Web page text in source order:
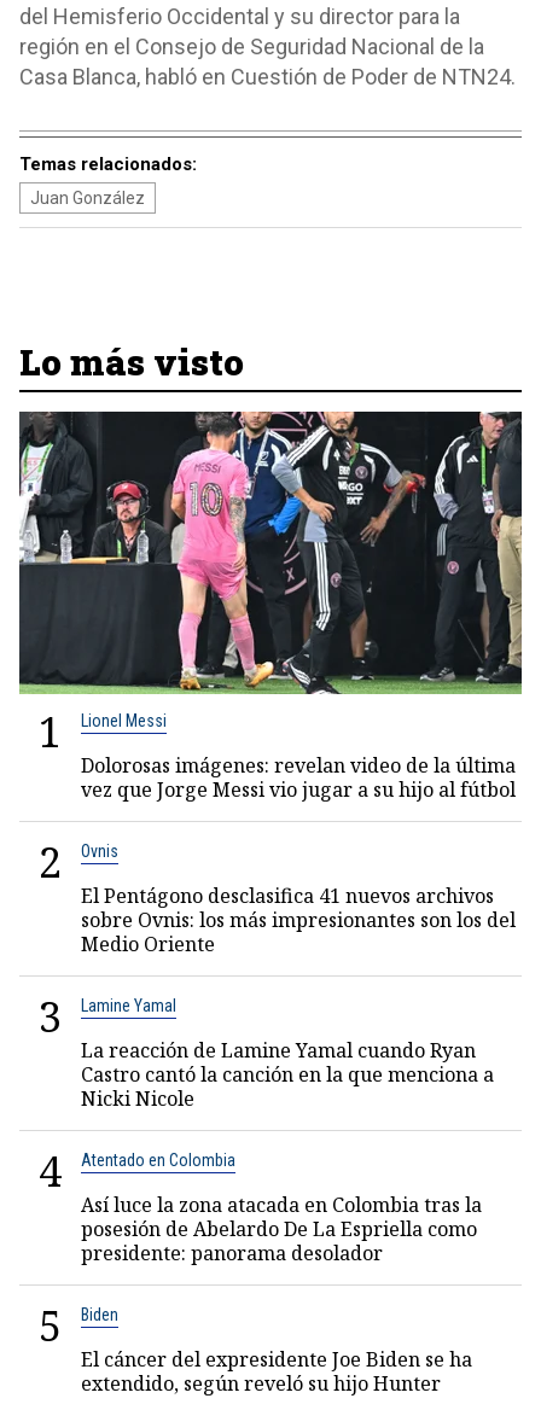
del Hemisferio Occidental y su director para la
región en el Consejo de Seguridad Nacional de la
Casa Blanca, habló en Cuestión de Poder de NTN24.
Temas relacionados:
Juan González
Lo más visto
1 Lionel Messi
Dolorosas imágenes: revelan video de la última
vez que Jorge Messi vio jugar a su hijo al fútbol
2 Ovnis
El Pentágono desclasifica 41 nuevos archivos
sobre Ovnis: los más impresionantes son los del
Medio Oriente
3 Lamine Yamal
La reacción de Lamine Yamal cuando Ryan
Castro cantó la canción en la que menciona a
Nicki Nicole
4 Atentado en Colombia
Así luce la zona atacada en Colombia tras la
posesión de Abelardo De La Espriella como
presidente: panorama desolador
5 Biden
El cáncer del expresidente Joe Biden se ha
extendido, según reveló su hijo Hunter